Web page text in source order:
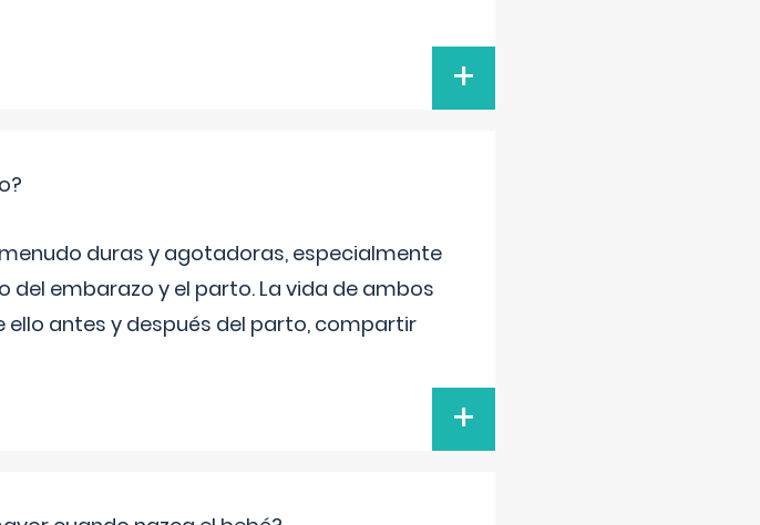
+
duras y agotadoras, especialmente
embarazo y el parto. La vida de ambos
antes y después del parto, compartir
+